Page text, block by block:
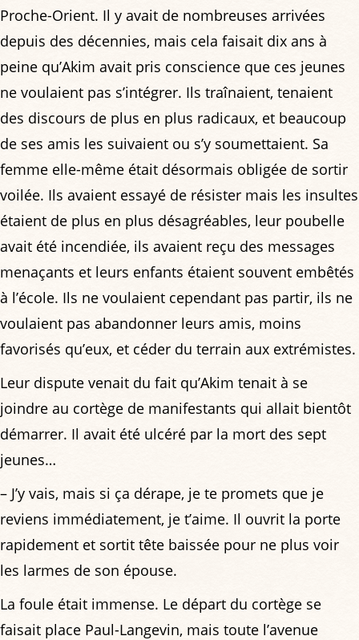
Proche-Orient. Il y avait de nombreuses arrivées
depuis des décennies, mais cela faisait dix ans à
peine qu’Akim avait pris conscience que ces jeunes
ne voulaient pas s’intégrer. Ils traînaient, tenaient
des discours de plus en plus radicaux, et beaucoup
de ses amis les suivaient ou s’y soumettaient. Sa
femme elle-même était désormais obligée de sortir
voilée. Ils avaient essayé de résister mais les insultes
étaient de plus en plus désagréables, leur poubelle
avait été incendiée, ils avaient reçu des messages
menaçants et leurs enfants étaient souvent embêtés
à l’école. Ils ne voulaient cependant pas partir, ils ne
voulaient pas abandonner leurs amis, moins
favorisés qu’eux, et céder du terrain aux extrémistes.
Leur dispute venait du fait qu’Akim tenait à se
joindre au cortège de manifestants qui allait bientôt
démarrer. Il avait été ulcéré par la mort des sept
jeunes…
– J’y vais, mais si ça dérape, je te promets que je
reviens immédiatement, je t’aime. Il ouvrit la porte
rapidement et sortit tête baissée pour ne plus voir
les larmes de son épouse.
La foule était immense. Le départ du cortège se
faisait place Paul-Langevin, mais toute l’avenue